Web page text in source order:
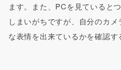
ます。また、PCを見ていると
しまいがちですが、自分のカ
な表情を出来ているかを確認す